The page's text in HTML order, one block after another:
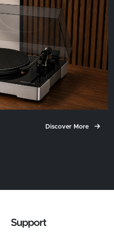
Discover More
Support